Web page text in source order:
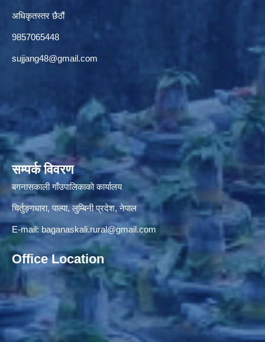
अधिकृतस्तर छैठौं‌
9857065448
sujjang48@gmail.com
सम्पर्क विवरण
बगनासकाली गाँउपालिकाकाे कार्यालय
चिर्तुङ्गधारा, पाल्पा, लुम्बिनी प्रदेश, नेपाल
E-mail: baganaskali.rural@gmail.com
Office Location